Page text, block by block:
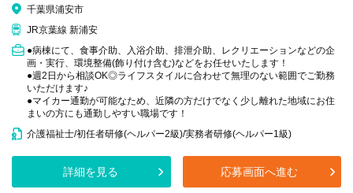
千葉県浦安市
JR京葉線 新浦安
●病棟にて、食事介助、入浴介助、排泄介助、レクリエーションなどの企
画・実行、環境整備(飾り付け含む)などをお任せいたします！
●週2日から相談OK◎ライフスタイルに合わせて無理のない範囲でご勤務
いただけます♪
●マイカー通勤が可能なため、近隣の方だけでなく少し離れた地域にお住
まいの方にも通勤しやすい職場です！
介護福祉士/初任者研修(ヘルパー2級)/実務者研修(ヘルパー1級)
詳細を見る 応募画面へ進む